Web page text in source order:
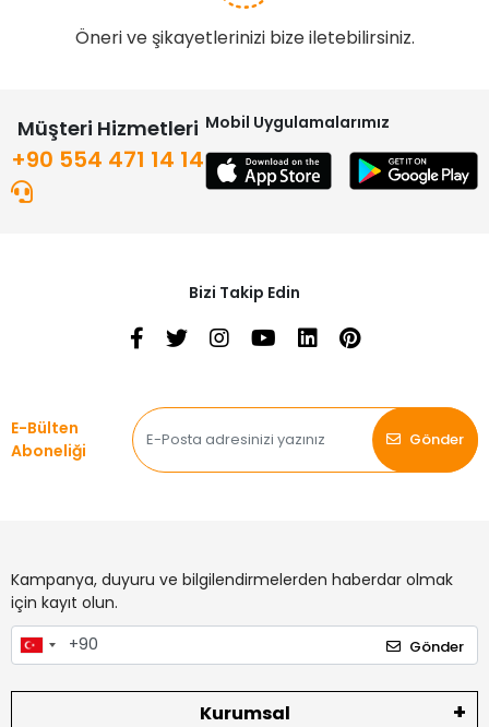
Öneri ve şikayetlerinizi bize iletebilirsiniz.
Müşteri Hizmetleri
+90 554 471 14 14
Mobil Uygulamalarımız
Bizi Takip Edin
E-Bülten
Aboneliği
Gönder
Kampanya, duyuru ve bilgilendirmelerden haberdar olmak
için kayıt olun.
Gönder
Kurumsal